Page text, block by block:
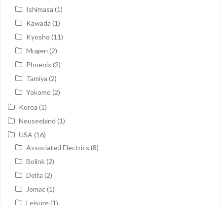
Ishimasa (1)
Kawada (1)
Kyosho (11)
Mugen (2)
Phoenix(2)
Tamiya (2)
Yokomo (2)
Korea (1)
Neuseeland (1)
USA (16)
Associated Electrics (8)
Bolink(2)
Delta (2)
Jomac(1)
Leisure(1)